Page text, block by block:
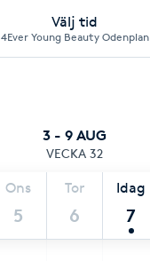
Välj tid
4Ever Young Beauty Odenplan
3 - 9 AUG
VECKA 32
Ons
5
Tor
6
Idag
7